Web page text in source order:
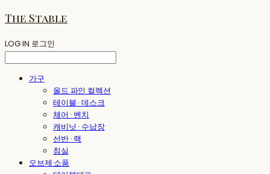
The Stable
LOG IN 로그인
가구
올드 파인 컬렉션
테이블 · 데스크
체어 · 벤치
캐비닛 · 수납장
선반 · 랙
침실
오브제·소품